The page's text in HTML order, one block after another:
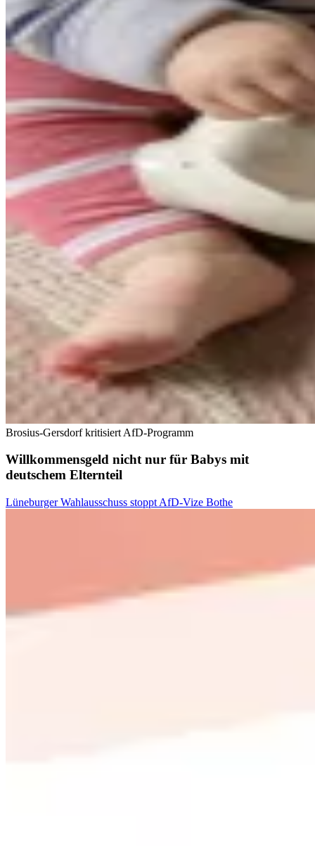
Brosius-Gersdorf kritisiert AfD-Programm
Willkommensgeld nicht nur für Babys mit
deutschem Elternteil
Lüneburger Wahlausschuss stoppt AfD-Vize Bothe